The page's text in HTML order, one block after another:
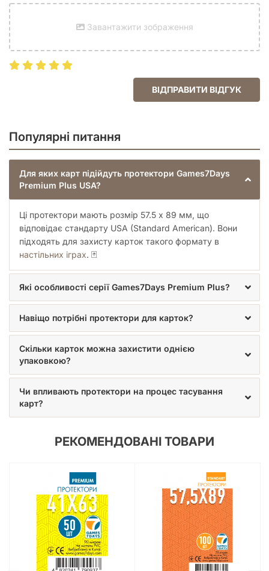
Завантажити зображення
ВІДПРАВИТИ ВІДГУК
Популярні питання
Для яких карт підійдуть протектори Games7Days
Premium Plus USA?
Ці протектори мають розмір 57.5 x 89 мм, що
відповідає стандарту USA (Standard American). Вони
підходять для захисту карток такого формату в
настільних іграх. 🃏
Які особливості серії Games7Days Premium Plus?
Навіщо потрібні протектори для карток?
Скільки карток можна захистити однією
упаковкою?
Чи впливають протектори на процес тасування
карт?
РЕКОМЕНДОВАНІ ТОВАРИ